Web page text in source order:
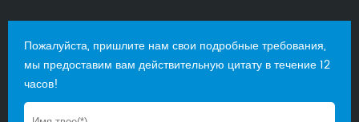
Пожалуйста, пришлите нам свои подробные требования,
мы предоставим вам действительную цитату в течение 12
часов!